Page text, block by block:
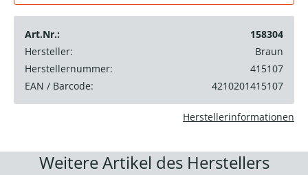
Art.Nr.:
158304
Hersteller:
Braun
Herstellernummer:
415107
EAN / Barcode:
4210201415107
Herstellerinformationen
Weitere Artikel des Herstellers